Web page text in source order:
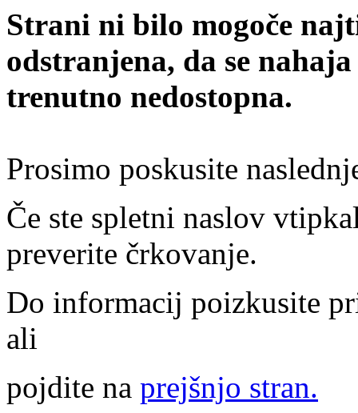
Strani ni bilo mogoče
odstranjena, da se
trenutno nedostopna.
Prosimo poskusite
Če ste spletni naslov
preverite črkovanje.
Do informacij poizkusite
ali
pojdite na prejšnjo stran.